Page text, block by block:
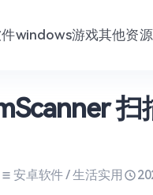
windows游戏其他资源
安卓软件 / 生活实用